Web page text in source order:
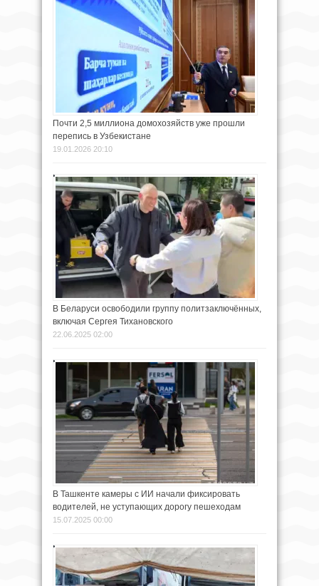
Почти 2,5 миллиона домохозяйств уже прошли
перепись в Узбекистане
19.01.2026 20:10
В Беларуси освободили группу политзаключённых,
включая Сергея Тихановского
22.06.2025 02:00
В Ташкенте камеры с ИИ начали фиксировать
водителей, не уступающих дорогу пешеходам
15.07.2025 00:00